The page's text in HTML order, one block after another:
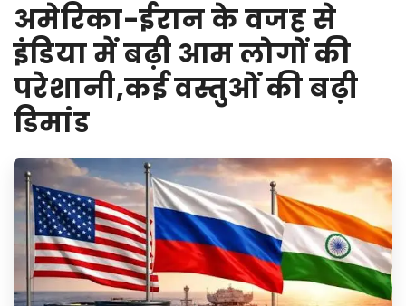
अमेरिका-ईरान के वजह से
इंडिया में बढ़ी आम लोगों की
परेशानी,कई वस्तुओं की बढ़ी
डिमांड